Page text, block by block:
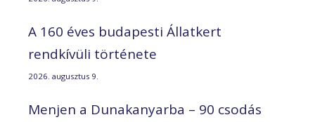
A 160 éves budapesti Állatkert
rendkívüli története
2026. augusztus 9.
Menjen a Dunakanyarba – 90 csodás